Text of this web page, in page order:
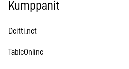
Kumppanit
Deitti.net
TableOnline